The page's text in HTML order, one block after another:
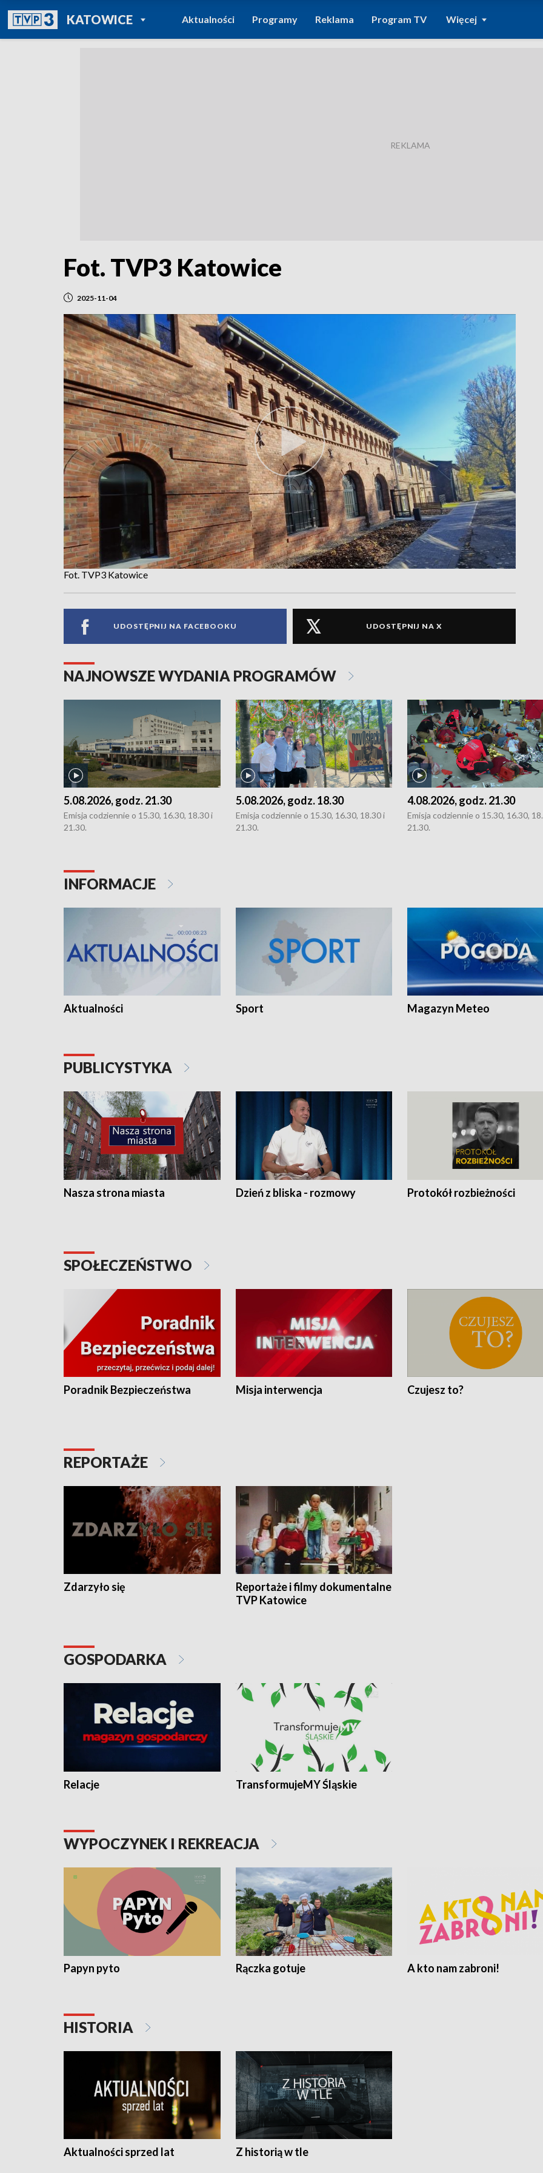
KATOWICEPOWRÓT DO
TVP REGIONY
Aktualności Programy Reklama Program TV Więcej
Fot. TVP3 Katowice
2025-11-04
Fot. TVP3 Katowice
UDOSTĘPNIJ NA FACEBOOKU UDOSTĘPNIJ NA X
NAJNOWSZE WYDANIA PROGRAMÓW
5.08.2026, godz. 21.30
Emisja codziennie o 15.30, 16.30, 18.30 i
21.30.
5.08.2026, godz. 18.30
Emisja codziennie o 15.30, 16.30, 18.30 i
21.30.
4.08.2026, godz. 21.30
Emisja codziennie o 15.30, 16.30,
21.30.
INFORMACJE
Aktualności Sport Magazyn Meteo
PUBLICYSTYKA
Nasza strona miasta Dzień z bliska - rozmowy Protokół rozbieżności
SPOŁECZEŃSTWO
Poradnik Bezpieczeństwa Misja interwencja Czujesz to?
REPORTAŻE
Zdarzyło się
Reportaże i filmy dokumentalne
TVP Katowice
GOSPODARKA
Relacje TransformujeMY Śląskie
WYPOCZYNEK I REKREACJA
Papyn pyto Rączka gotuje A kto nam zabroni!
HISTORIA
Aktualności sprzed lat Z historią w tle